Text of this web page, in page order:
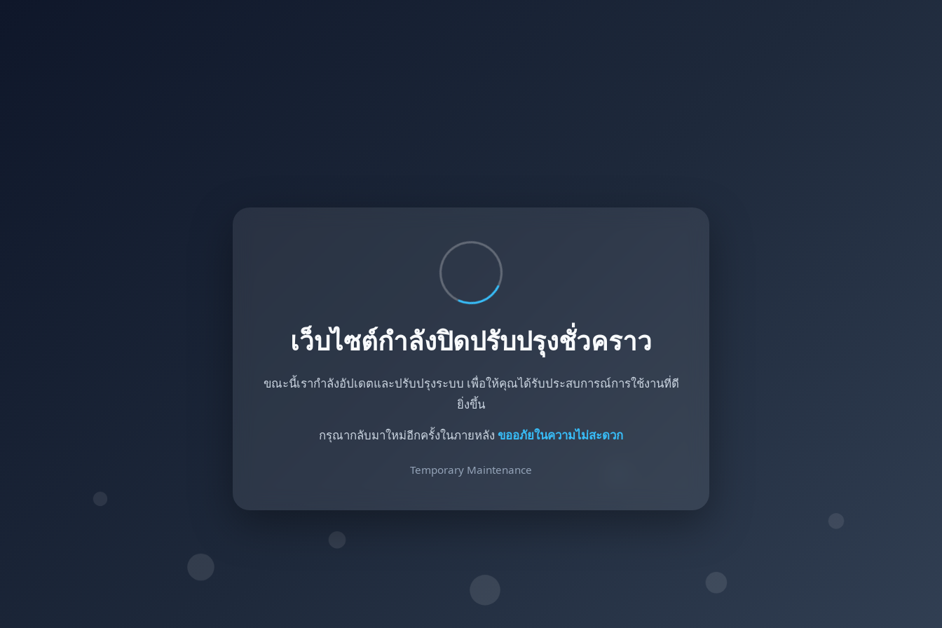
เว็บไซต์กำลังปิดปรับปรุงชั่วคราว
ขณะนี้เรากำลังอัปเดตและปรับปรุงระบบ เพื่อให้คุณได้รับประสบการณ์การใช้งานที่ดี
ยิ่งขึ้น
กรุณากลับมาใหม่อีกครั้งในภายหลัง ขออภัยในความไม่สะดวก
Temporary Maintenance